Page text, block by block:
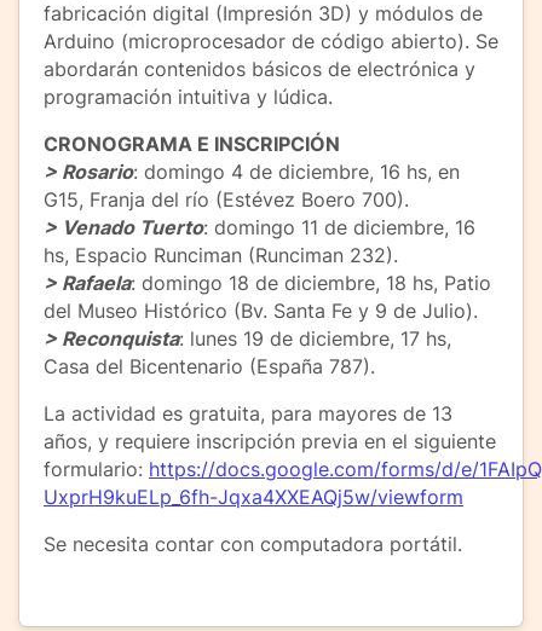
fabricación digital (Impresión 3D) y módulos de
Arduino (microprocesador de código abierto). Se
abordarán contenidos básicos de electrónica y
programación intuitiva y lúdica.
CRONOGRAMA E INSCRIPCIÓN
> Rosario: domingo 4 de diciembre, 16 hs, en
G15, Franja del río (Estévez Boero 700).
> Venado Tuerto: domingo 11 de diciembre, 16
hs, Espacio Runciman (Runciman 232).
> Rafaela: domingo 18 de diciembre, 18 hs, Patio
del Museo Histórico (Bv. Santa Fe y 9 de Julio).
> Reconquista: lunes 19 de diciembre, 17 hs,
Casa del Bicentenario (España 787).
La actividad es gratuita, para mayores de 13
años, y requiere inscripción previa en el siguiente
formulario: https://docs.google.com/forms/d/e/
UxprH9kuELp_6fh-Jqxa4XXEAQj5w/viewform
Se necesita contar con computadora portátil.